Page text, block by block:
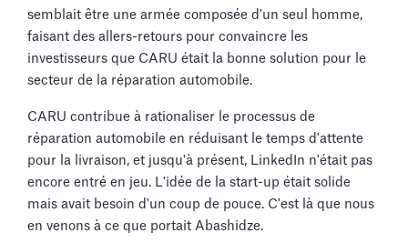
semblait être une armée composée d'un seul homme,
faisant des allers-retours pour convaincre les
investisseurs que CARU était la bonne solution pour le
secteur de la réparation automobile.
CARU contribue à rationaliser le processus de
réparation automobile en réduisant le temps d'attente
pour la livraison, et jusqu'à présent, LinkedIn n'était pas
encore entré en jeu. L'idée de la start-up était solide
mais avait besoin d'un coup de pouce. C'est là que nous
en venons à ce que portait Abashidze.